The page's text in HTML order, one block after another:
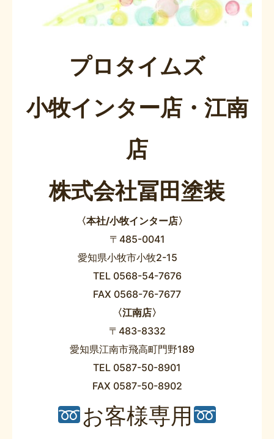
プロタイムズ
小牧インター店・江南
店
株式会社冨田塗装
〈本社/小牧インター店〉
〒485-0041
愛知県小牧市小牧2-15
TEL 0568-54-7676
FAX 0568-76-7677
〈江南店〉
〒483-8332
愛知県江南市飛高町門野189
TEL 0587-50-8901
FAX 0587-50-8902
お客様専用